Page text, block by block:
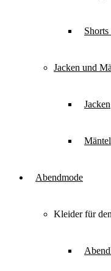
Jacken und
Jacken
Mäntel
Abendmode
Kleider für